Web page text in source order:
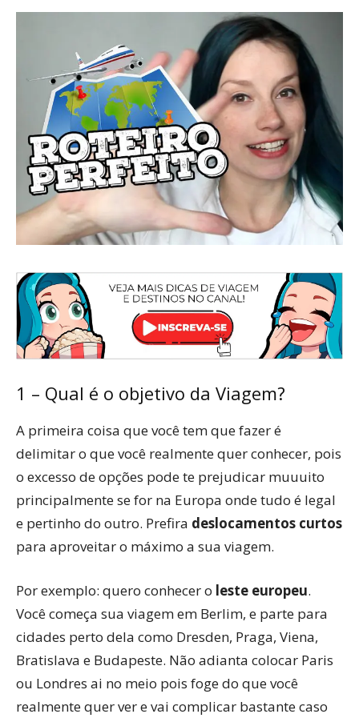
1 – Qual é o objetivo da Viagem?
A primeira coisa que você tem que fazer é
delimitar o que você realmente quer conhecer, pois
o excesso de opções pode te prejudicar muuuito
principalmente se for na Europa onde tudo é legal
e pertinho do outro. Prefira deslocamentos curtos
para aproveitar o máximo a sua viagem.
Por exemplo: quero conhecer o leste europeu.
Você começa sua viagem em Berlim, e parte para
cidades perto dela como Dresden, Praga, Viena,
Bratislava e Budapeste. Não adianta colocar Paris
ou Londres ai no meio pois foge do que você
realmente quer ver e vai complicar bastante caso